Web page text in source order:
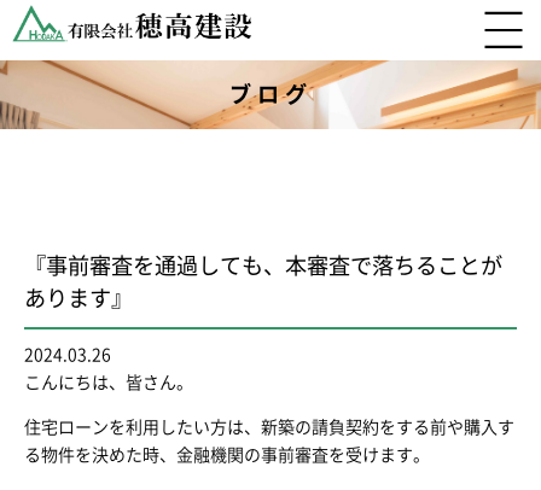
ブログ
『事前審査を通過しても、本審査で落ちることが
あります』
2024.03.26
こんにちは、皆さん。
住宅ローンを利用したい方は、新築の請負契約をする前や購入す
る物件を決めた時、金融機関の事前審査を受けます。